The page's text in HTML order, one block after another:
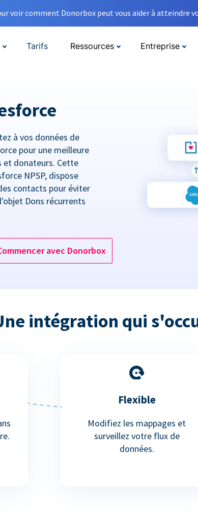
voir comment Donorbox peut vous aider à atteindre
Tarifs Ressources Entreprise
à vos données de
pour une meilleure
et donateurs. Cette
NPSP, dispose
contacts pour éviter
Dons récurrents
avec Donorbox
intégration qui
Flexible
Modifiez les mappages et
surveillez votre flux de
données.